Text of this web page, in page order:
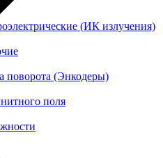
(ИК излучения)
поворота (Энкодеры)
поля